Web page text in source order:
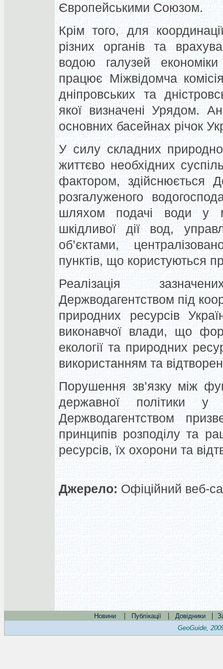
Європейськими Союзом.
Крім того, для
різних органів та
водою галузей
працює Міжвідомча
дніпровських та
якої визначені Урядом.
основних басейнах річок
У силу складних
життєво необхідних
фактором, здійснюється
розгалуженого
шляхом подачі води у
шкідливої дії вод,
об’єктами,
пунктів, що користуються
Реалізація
Держводагентством під
природних ресурсів
виконавчої влади, що
екології та природних
використанням та
Порушення зв’язку між
державної політики
Держводагентством
принципів розподілу та
ресурсів, їх охорони та
Джерело: Офіційний веб-
Новини | Публікації | Довідники |
GeoGuide,